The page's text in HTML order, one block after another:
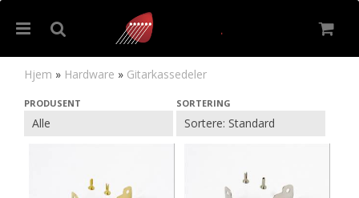
Hjem » Hardware » Gitarkassedeler
PRODUSENT SORTERING
Gitarkassedeler
Trykk ENTER for å søke